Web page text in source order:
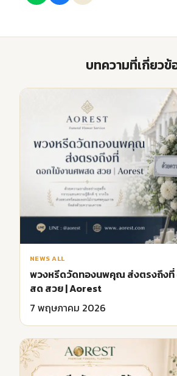
บทความที่เกี่ยวข้
NEWS ALL
พวงหรีดวัดทองนพคุณ ส่งตรงถึงที่
สด สวย | Aorest
7 พฤษภาคม 2026